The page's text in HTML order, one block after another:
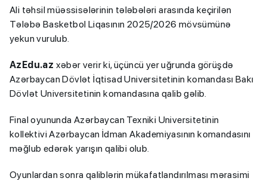
Ali təhsil müəssisələrinin tələbələri arasında keçirilən
Tələbə Basketbol Liqasının 2025/2026 mövsümünə
yekun vurulub.
AzEdu.az xəbər verir ki, üçüncü yer uğrunda görüşdə
Azərbaycan Dövlət İqtisad Universitetinin komandası Bakı
Dövlət Universitetinin komandasına qalib gəlib.
Final oyununda Azərbaycan Texniki Universitetinin
kollektivi Azərbaycan İdman Akademiyasının komandasını
məğlub edərək yarışın qalibi olub.
Oyunlardan sonra qaliblərin mükafatlandırılması mərasimi